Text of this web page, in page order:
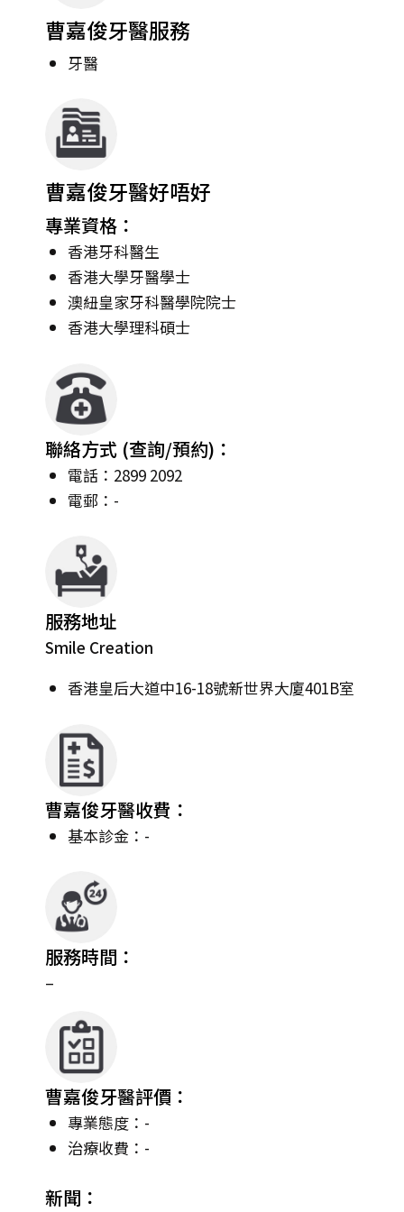
曹嘉俊牙醫服務
牙醫
曹嘉俊牙醫好唔好
專業資格：
香港牙科醫生
香港大學牙醫學士
澳紐皇家牙科醫學院院士
香港大學理科碩士
聯絡方式 (查詢/預約)：
電話：2899 2092
電郵：-
服務地址
Smile Creation
香港皇后大道中16-18號新世界大廈401B室
曹嘉俊牙醫收費：
基本診金：-
服務時間：
–
曹嘉俊牙醫評價：
專業態度：-
治療收費：-
新聞：